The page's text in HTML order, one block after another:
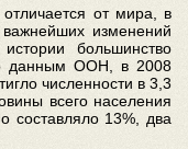
от мира, в
изменений
большинство
данным ООН, в 2008
численности в 3,3
всего населения
составляло 13%, два